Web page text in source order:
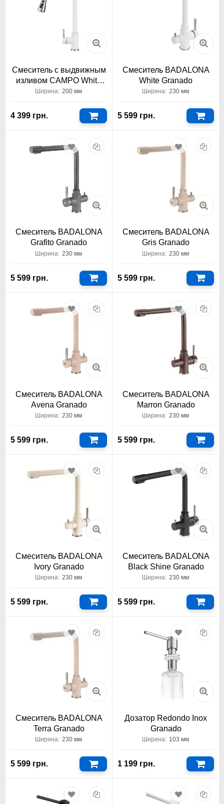
Смеситель с выдвижным
изливом CAMPO White
Granado
Ширина: 200 мм
4 399 грн.
Смеситель BADALONA
White Granado
Ширина: 230 мм
5 599 грн.
Смеситель BADALONA
Grafito Granado
Ширина: 230 мм
5 599 грн.
Смеситель BADALONA
Gris Granado
Ширина: 230 мм
5 599 грн.
Смеситель BADALONA
Avena Granado
Ширина: 230 мм
5 599 грн.
Смеситель BADALONA
Marron Granado
Ширина: 230 мм
5 599 грн.
Смеситель BADALONA
Ivory Granado
Ширина: 230 мм
5 599 грн.
Смеситель BADALONA
Black Shine Granado
Ширина: 230 мм
5 599 грн.
Смеситель BADALONA
Terra Granado
Ширина: 230 мм
5 599 грн.
Дозатор Redondo Inox
Granado
Ширина: 103 мм
1 199 грн.